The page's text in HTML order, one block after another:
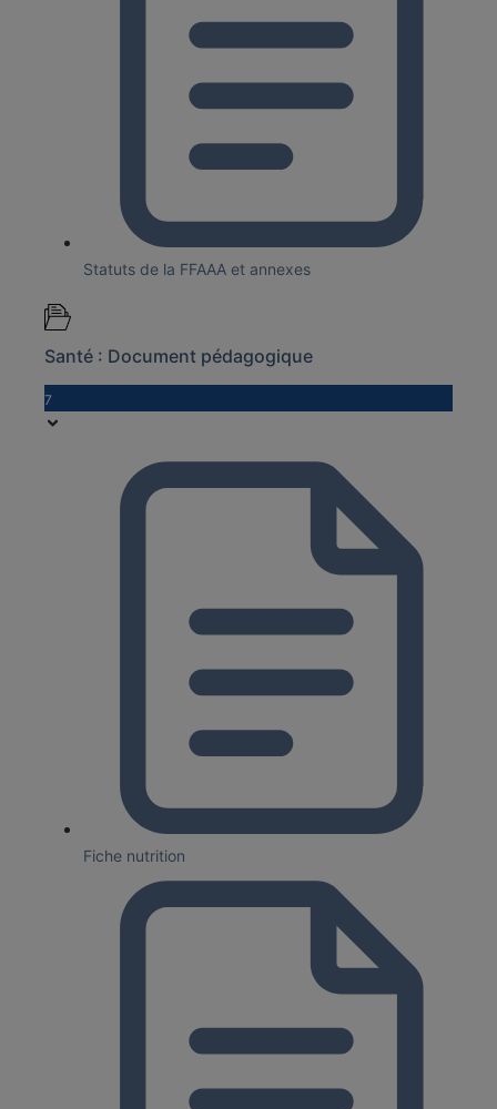
Statuts de la FFAAA et annexes
Santé : Document pédagogique
7
Fiche nutrition